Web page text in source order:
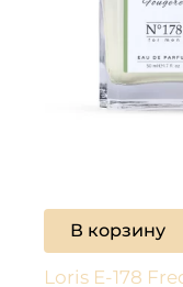
В корзину
Loris E-178